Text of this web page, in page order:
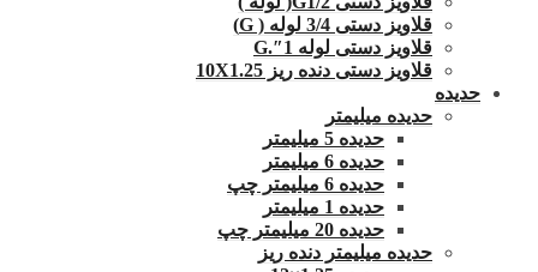
قلاویز دستی 3/4 لوله ( G)
قلاویز دستی لوله 1″.G
قلاویز دستی دنده ریز 10X1.25
حدیده
حدیده میلیمتر
حدیده 5 میلیمتر
حدیده 6 میلیمتر
حدیده 6 میلیمتر چپ
حدیده 1 میلیمتر
حدیده 20 میلیمتر چپ
حدیده میلیمتر دنده ریز